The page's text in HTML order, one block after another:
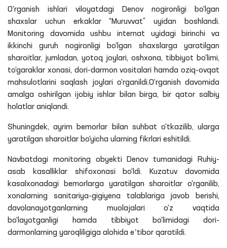
O‘rganish ishlari viloyatdagi Denov nogironligi bo‘lgan
shaxslar uchun erkaklar “Muruvvat” uyidan boshlandi.
Monitoring davomida ushbu internat uyidagi birinchi va
ikkinchi guruh nogironligi bo‘lgan shaxslarga yaratilgan
sharoitlar, jumladan, yotoq joylari, oshxona, tibbiyot bo‘limi,
to‘garaklar xonasi, dori-darmon vositalari hamda oziq-ovqat
mahsulotlarini saqlash joylari o‘rganildi.O‘rganish davomida
amalga oshirilgan ijobiy ishlar bilan birga, bir qator salbiy
holatlar aniqlandi.
Shuningdek, ayrim bemorlar bilan suhbat o‘tkazilib, ularga
yaratilgan sharoitlar bo‘yicha ularning fikrlari eshitildi.
Navbatdagi monitoring obyekti Denov tumanidagi Ruhiy-
asab kasalliklar shifoxonasi bo‘ldi. Kuzatuv davomida
kasalxonadagi bemorlarga yaratilgan sharoitlar o‘rganilib,
xonalarning sanitariya-gigiyena talablariga javob berishi,
davolanayotganlarning muolajalari o‘z vaqtida
bo‘layotganligi hamda tibbiyot bo‘limidagi dori-
darmonlarning yaroqliligiga alohida eʼtibor qaratildi.